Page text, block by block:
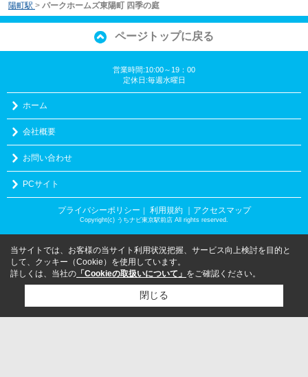
陽町駅 > パークホームズ東陽町 四季の庭
ページトップに戻る
営業時間:10:00～19：00
定休日:毎週水曜日
ホーム
会社概要
お問い合わせ
PCサイト
プライバシーポリシー 利用規約 ｜アクセスマップ
Copyright(c) うちナビ東京駅前店 All rights reserved.
当サイトでは、お客様の当サイト利用状況把握、サービス向上検討を目的と
して、クッキー（Cookie）を使用しています。
詳しくは、当社の 「Cookieの取扱いについて」 をご確認ください。
閉じる